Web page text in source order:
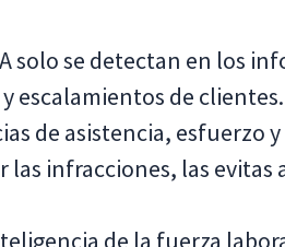
solo se detectan en los
escalamientos de
de asistencia, esfuerzo
las infracciones, las evitas
de la fuerza